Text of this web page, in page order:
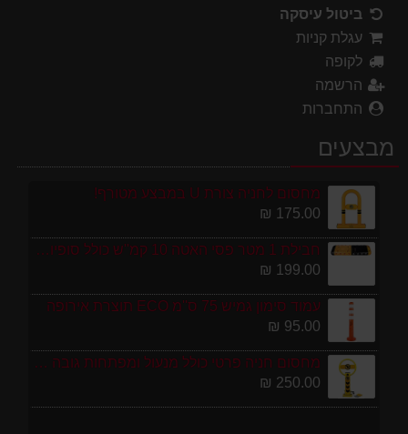
ביטול עיסקה
עגלת קניות
לקופה
הרשמה
התחברות
מבצעים
מחסום לחניה צורת U במבצע מטורף!
175.00 ₪
חבילת 1 מטר פסי האטה 10 קמ''ש כולל סופיות מפלסטיק
199.00 ₪
עמוד סימון גמיש 75 ס''מ ECO תוצרת אירופה
95.00 ₪
מחסום חניה פרטי כולל מנעול ומפתחות גובה 70 ס"מ
250.00 ₪